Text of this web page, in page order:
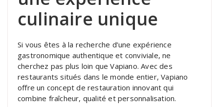
culinaire unique
Si vous êtes à la recherche d’une expérience
gastronomique authentique et conviviale, ne
cherchez pas plus loin que Vapiano. Avec des
restaurants situés dans le monde entier, Vapiano
offre un concept de restauration innovant qui
combine fraîcheur, qualité et personnalisation.